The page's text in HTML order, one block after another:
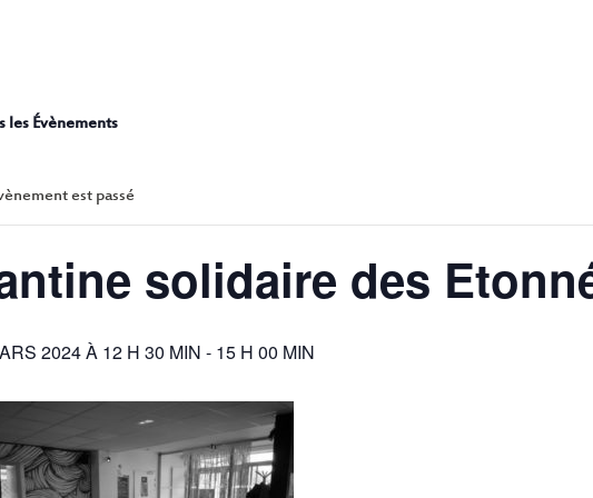
les Évènements
est passé
solidaire des
2024 À 12 H 30 MIN - 15 H 00 MIN